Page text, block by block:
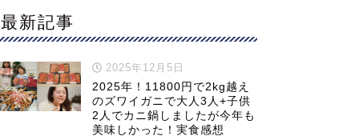
最新記事
2025年12月5日
2025年！11800円で2kg越え
のズワイガニで大人3人+子供
2人でカニ鍋しましたが今年も
美味しかった！実食感想